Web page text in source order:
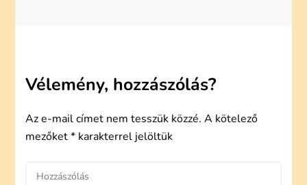
Vélemény, hozzászólás?
Az e-mail címet nem tesszük közzé. A kötelező
mezőket* karakterrel jelöltük